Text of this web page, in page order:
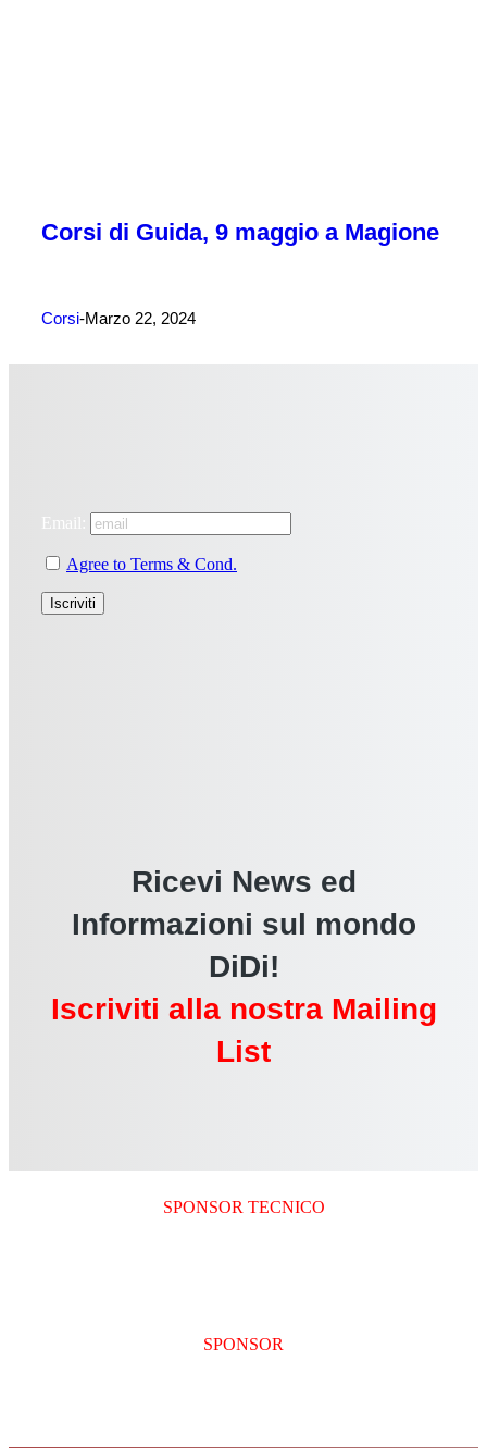
Corsi di Guida, 9 maggio a Magione
Corsi Marzo 22, 2024
Ricevi News ed
Informazioni sul mondo
DiDi!
Iscriviti alla nostra Mailing
List
Email:
Agree to Terms & Cond.
SPONSOR TECNICO
SPONSOR